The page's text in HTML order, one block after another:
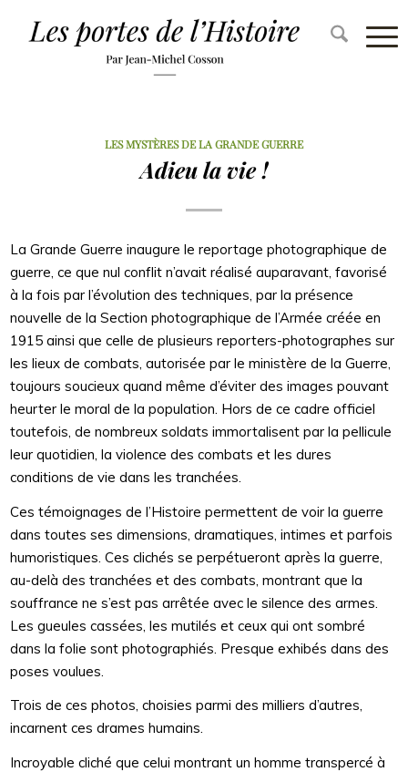
LES MYSTÈRES DE LA GRANDE GUERRE
Adieu la vie !
La Grande Guerre inaugure le reportage photographique de
guerre, ce que nul conflit n’avait réalisé auparavant, favorisé
à la fois par l’évolution des techniques, par la présence
nouvelle de la Section photographique de l’Armée créée en
1915 ainsi que celle de plusieurs reporters-photographes sur
les lieux de combats, autorisée par le ministère de la Guerre,
toujours soucieux quand même d’éviter des images pouvant
heurter le moral de la population. Hors de ce cadre officiel
toutefois, de nombreux soldats immortalisent par la pellicule
leur quotidien, la violence des combats et les dures
conditions de vie dans les tranchées.
Ces témoignages de l’Histoire permettent de voir la guerre
dans toutes ses dimensions, dramatiques, intimes et parfois
humoristiques. Ces clichés se perpétueront après la guerre,
au-delà des tranchées et des combats, montrant que la
souffrance ne s’est pas arrêtée avec le silence des armes.
Les gueules cassées, les mutilés et ceux qui ont sombré
dans la folie sont photographiés. Presque exhibés dans des
poses voulues.
Trois de ces photos, choisies parmi des milliers d’autres,
incarnent ces drames humains.
Incroyable cliché que celui montrant un homme transpercé à